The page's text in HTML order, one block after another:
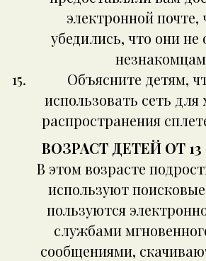
электронной
убедились, что они
Объясните детям,
использовать сеть для
распространения
ВОЗРАСТ ДЕТЕЙ ОТ 13
В этом возрасте
используют
пользуются
службами
сообщениями,